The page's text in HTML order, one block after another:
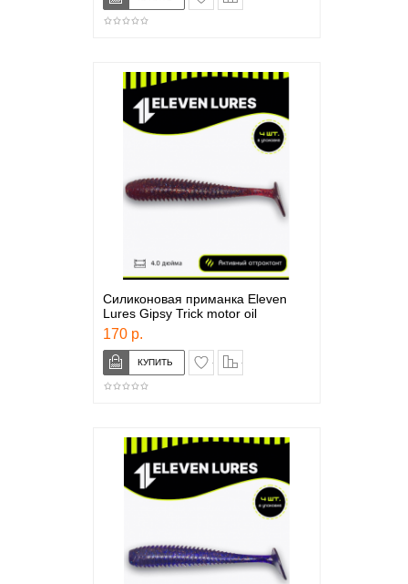
Силиконовая приманка Eleven
Lures Gipsy Trick motor oil
170 р.
в закладки